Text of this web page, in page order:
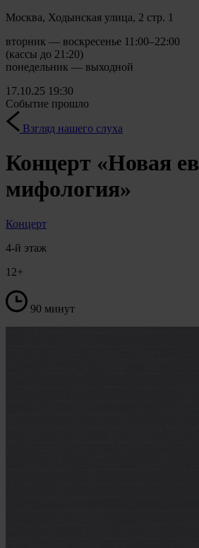
Москва, Ходынская улица, 2 стр. 1
вторник — воскресенье 11:00–22:00
(кассы до 21:20)
понедельник — выходной
17.10.25 19:30
Событие прошло
Взгляд нашего слуха
Концерт «Новая
мифология»
Концерт
4-й этаж
12+
90 минут